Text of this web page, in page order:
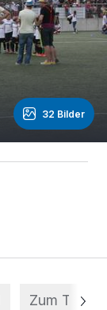
32 Bilder
Zum Thema